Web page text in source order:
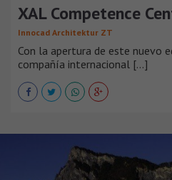
XAL Competence
Innocad Architektur ZT
Con la apertura de este nuevo
compañía internacional [...]